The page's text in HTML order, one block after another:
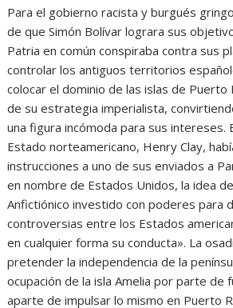
Para el gobierno racista y burgués
de que Simón Bolívar lograra sus
Patria en común conspiraba contra sus
controlar los antiguos territorios
colocar el dominio de las islas de Puerto
de su estrategia imperialista,
una figura incómoda para sus intereses.
Estado norteamericano, Henry Clay,
instrucciones a uno de sus enviados a
en nombre de Estados Unidos, la idea
Anfictiónico investido con poderes para
controversias entre los Estados
en cualquier forma su conducta». La
pretender la independencia de la
ocupación de la isla Amelia por parte de
aparte de impulsar lo mismo en Puerto